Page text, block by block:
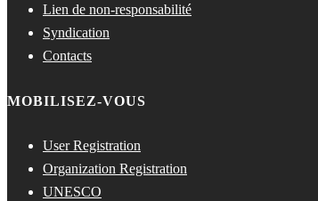
Lien de non-responsabilité
Syndication
Contacts
MOBILISEZ-VOUS
User Registration
Organization Registration
UNESCO